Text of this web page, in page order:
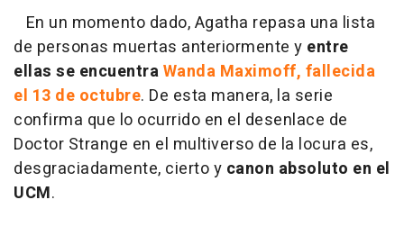
En un momento dado, Agatha repasa una lista
de personas muertas anteriormente y entre
ellas se encuentraWanda Maximoff, fallecida
el 13 de octubre. De esta manera, la serie
confirma que lo ocurrido en el desenlace de
Doctor Strange en el multiverso de la locura es,
desgraciadamente, cierto y canon absoluto en el
UCM.